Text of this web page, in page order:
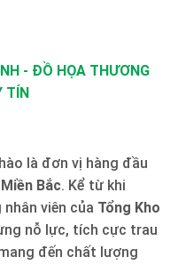
- ĐỒ HỌA THƯƠNG
TÍN
là đơn vị hàng đầu
Miền Bắc. Kể từ khi
viên của Tổng Kho
nỗ lực, tích cực trau
đến chất lượng